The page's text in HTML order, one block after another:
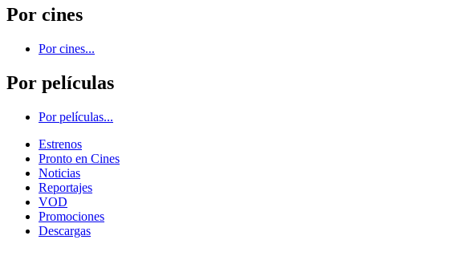
Por cines
Por cines...
Por películas
Por películas...
Estrenos
Pronto en Cines
Noticias
Reportajes
VOD
Promociones
Descargas